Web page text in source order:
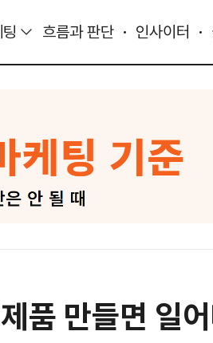
흐름과 판단 인사이터
품 만들면 일